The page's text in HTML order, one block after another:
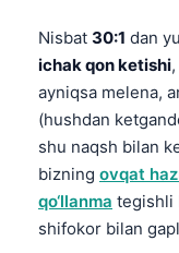
Nisbat 30:1 dan
ichak qon ketishi
ayniqsa melena,
(hushdan
shu naqsh bilan
bizning ovqat
qo‘llanma tegishli
shifokor bilan
ဗမာစာ
ភាសាខ្មែរ
Kiswahili
አማርኛ
Українська